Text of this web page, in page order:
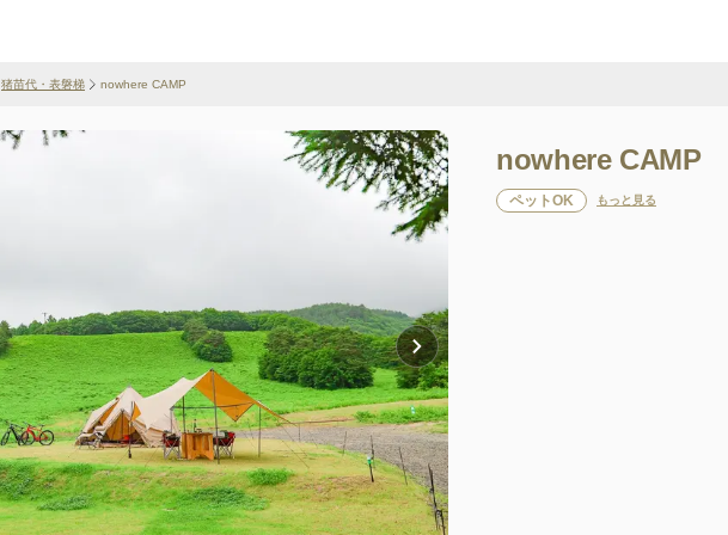
猪苗代・表磐梯 nowhere CAMP
nowhere CAMP
ペットOK もっと見る